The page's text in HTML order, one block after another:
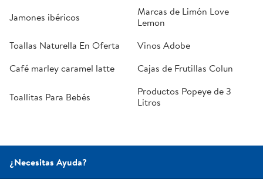
Jamones ibéricos
Marcas de Limón Love
Lemon
Toallas Naturella En Oferta
Vinos Adobe
Café marley caramel latte
Cajas de Frutillas Colun
Toallitas Para Bebés
Productos Popeye de 3
Litros
¿Necesitas Ayuda?